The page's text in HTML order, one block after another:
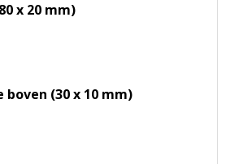
x 20 mm)
(30 x 10 mm)